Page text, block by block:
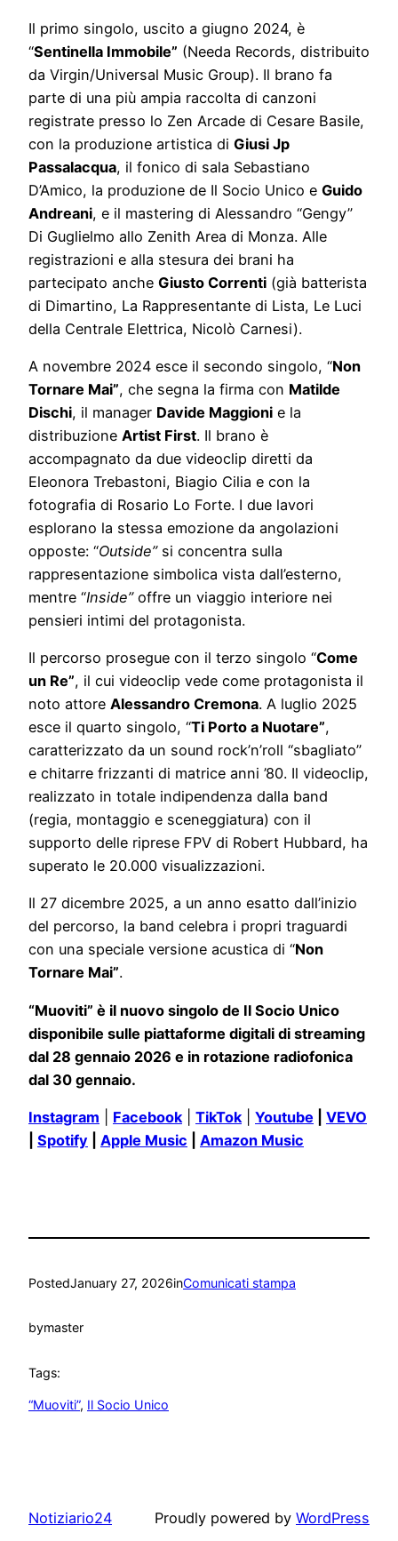
Il primo singolo, uscito a giugno 2024, è
“Sentinella Immobile” (Needa Records, distribuito
da Virgin/Universal Music Group). Il brano fa
parte di una più ampia raccolta di canzoni
registrate presso lo Zen Arcade di Cesare Basile,
con la produzione artistica di Giusi Jp
Passalacqua, il fonico di sala Sebastiano
D’Amico, la produzione de Il Socio Unico e Guido
Andreani, e il mastering di Alessandro “Gengy”
Di Guglielmo allo Zenith Area di Monza. Alle
registrazioni e alla stesura dei brani ha
partecipato anche Giusto Correnti (già batterista
di Dimartino, La Rappresentante di Lista, Le Luci
della Centrale Elettrica, Nicolò Carnesi).
A novembre 2024 esce il secondo singolo, “Non
Tornare Mai”, che segna la firma con Matilde
Dischi, il manager Davide Maggioni e la
distribuzione Artist First. Il brano è
accompagnato da due videoclip diretti da
Eleonora Trebastoni, Biagio Cilia e con la
fotografia di Rosario Lo Forte. I due lavori
esplorano la stessa emozione da angolazioni
opposte: “Outside”si concentra sulla
rappresentazione simbolica vista dall’esterno,
mentre “Inside”offre un viaggio interiore nei
pensieri intimi del protagonista.
Il percorso prosegue con il terzo singolo “Come
un Re”, il cui videoclip vede come protagonista il
noto attore Alessandro Cremona. A luglio 2025
esce il quarto singolo, “Ti Porto a Nuotare”,
caratterizzato da un sound rock’n’roll “sbagliato”
e chitarre frizzanti di matrice anni ’80. Il videoclip,
realizzato in totale indipendenza dalla band
(regia, montaggio e sceneggiatura) con il
supporto delle riprese FPV di Robert Hubbard, ha
superato le 20.000 visualizzazioni.
Il 27 dicembre 2025, a un anno esatto dall’inizio
del percorso, la band celebra i propri traguardi
con una speciale versione acustica di “Non
Tornare Mai”.
“Muoviti” è il nuovo singolo de Il Socio Unico
disponibile sulle piattaforme digitali di streaming
dal 28 gennaio 2026 e in rotazione radiofonica
dal 30 gennaio.
Instagram Facebook| TikTok| Youtube
VEVO
Spotify Apple Music Amazon Music
PostedJanuary 27, 2026inComunicati stampa
bymaster
Tags:
“Muoviti”, Il Socio Unico
Notiziario24 Proudly powered by WordPress